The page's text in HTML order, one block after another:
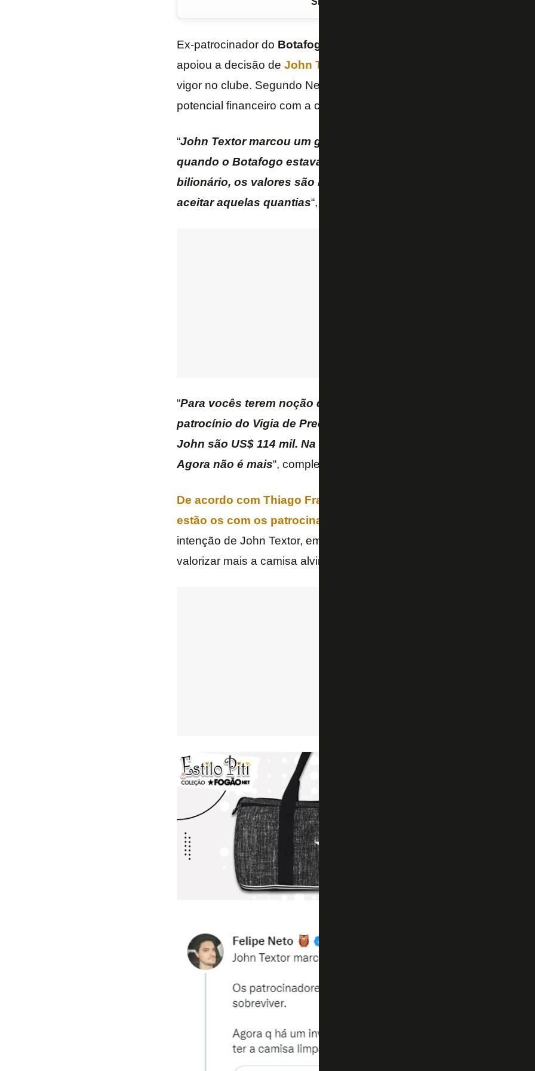
Ex-patrocinador do Botafogo
apoiou a decisão de John Textor
vigor no clube. Segundo Neto, os valores eram muito baixos se
potencial financeiro com a chegada do novo investidor.
“John Textor marcou um golaço aqui. Os patrocinadores eram
quando o Botafogo estava lutando pra sobreviver. Agora que há
bilionário, os valores são MUITO baixos. É melhor ter a camisa
aceitar aquelas quantias“, escreveu Felipe Neto no
“Para vocês terem noção de valor… Investimos R$ 600 mil na
patrocínio do Vigia de Preço (empresa que vendemos no final do
John são US$ 114 mil. Na época [2019], era muito importante
Agora não é mais“, completou.
De acordo com Thiago Franklin, do “Canal do TF”, entre os
estão os com os patrocinadores do uniforme Centrum, Estrela
intenção de John Textor, em vias de assinar a compra de 90% da
valorizar mais a camisa alvinegra.